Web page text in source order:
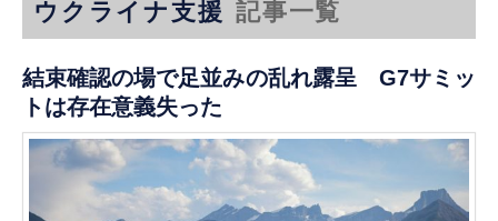
ウクライナ支援 記事一覧
結束確認の場で足並みの乱れ露呈 G7サミッ
トは存在意義失った